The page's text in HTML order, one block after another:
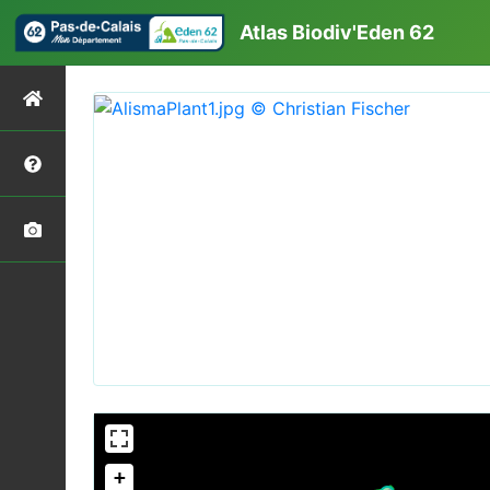
Atlas Biodiv'Eden 62
+